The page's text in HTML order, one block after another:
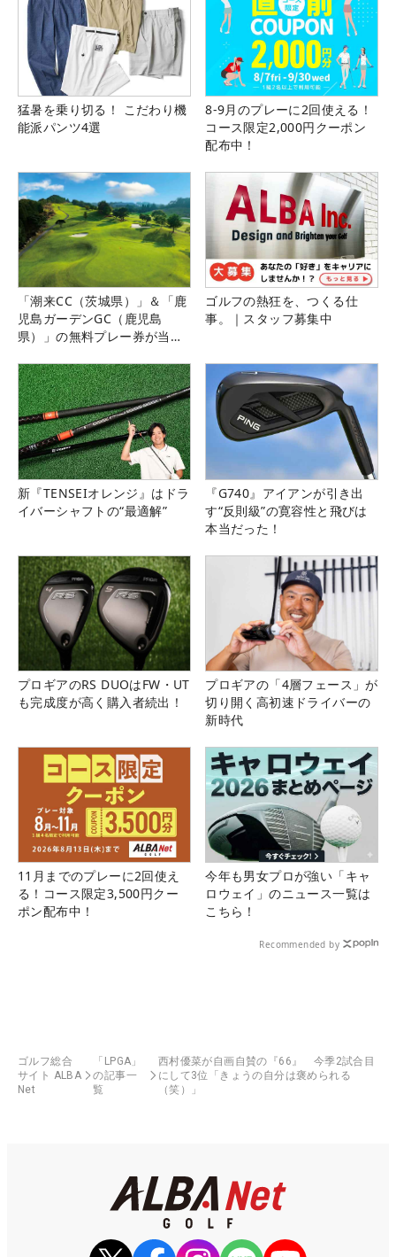
猛暑を乗り切る！ こだわり機
能派パンツ4選
8-9月のプレーに2回使える！
コース限定2,000円クーポン
配布中！
「潮来CC（茨城県）」＆「鹿
児島ガーデンGC（鹿児島
県）」の無料プレー券が当た
ゴルフの熱狂を、つくる仕
事。｜スタッフ募集中
新『TENSEIオレンジ』はドラ
イバーシャフトの“最適解”
『G740』アイアンが引き出
す“反則級”の寛容性と飛びは
本当だった！
プロギアのRS DUOはFW・UT
も完成度が高く購入者続出！
プロギアの「4層フェース」が
切り開く高初速ドライバーの
新時代
11月までのプレーに2回使え
る！コース限定3,500円クー
ポン配布中！
今年も男女プロが強い「キャ
ロウェイ」のニュース一覧は
こちら！
Recommended by
ゴルフ総合
サイト ALBA
Net
「LPGA」
の記事一
覧
西村優菜が自画自賛の『66』 今季2試合目
にして3位「きょうの自分は褒められる
（笑）」